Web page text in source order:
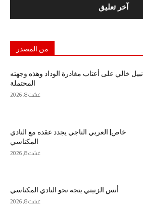
من المصدر
نبيل خالي على أعتاب مغادرة الوداد وهذه وجهته
المحتملة
غشت 8, 2026
خاص| العربي الناجي يجدد عقده مع النادي
المكناسي
غشت 8, 2026
أنس الزنيتي يتجه نحو النادي المكناسي
غشت 8, 2026